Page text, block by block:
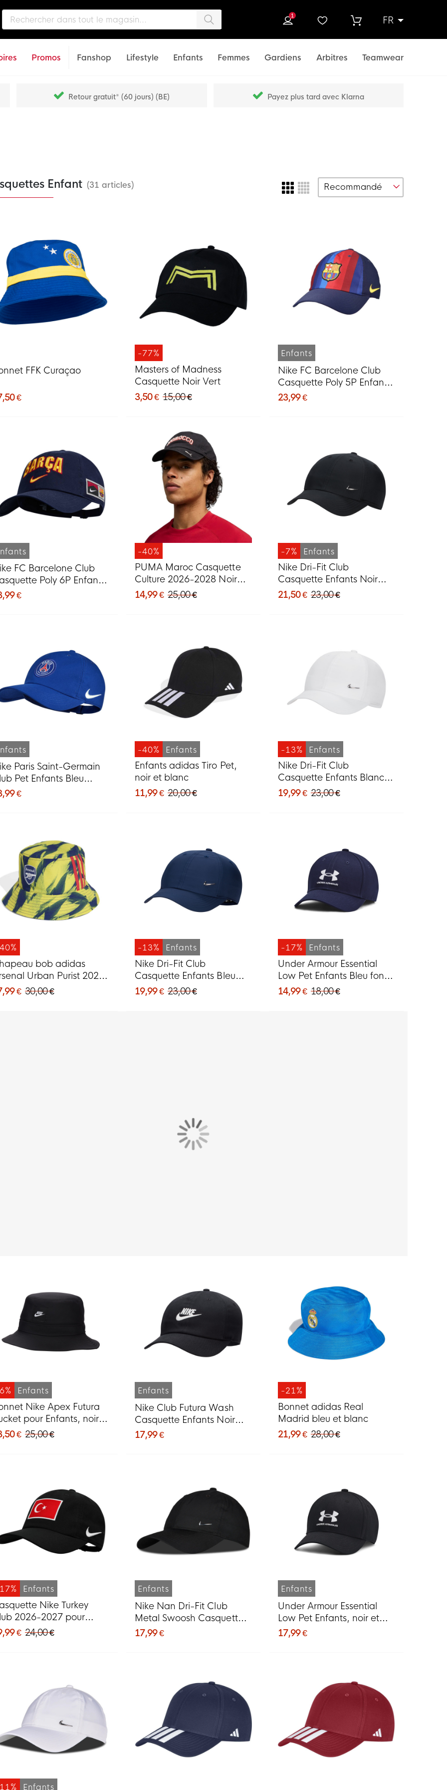
FR
1
Promos Fanshop Lifestyle Enfants Femmes Gardiens Arbitres Teamwear
Retour gratuit* (60 jours) (BE) Payez plus tard avec Klarna
Enfant (31 articles)
FFK Curaçao
€
-77%
Masters of Madness
Casquette Noir Vert
3,50 € 15,00 €
Enfants
Nike FC Barcelone Club
Casquette Poly 5P Enfants
Bleu Foncé Jaune Rouge
23,99 €
FC Barcelone Club
Poly 6P Enfants
Foncé
€
-40%
PUMA Maroc Casquette
Culture 2026-2028 Noir
Rouge Blanc
14,99 € 25,00 €
-7% Enfants
Nike Dri-Fit Club
Casquette Enfants Noir
Argenté
21,50 € 23,00 €
Paris Saint-Germain
Pet Enfants Bleu
Rouge
€
-40% Enfants
Enfants adidas Tiro Pet,
noir et blanc
11,99 € 20,00 €
-13% Enfants
Nike Dri-Fit Club
Casquette Enfants Blanc
Argenté
19,99 € 23,00 €
bob adidas
Urban Purist 2025-
jaune, bleu foncé,
blanc
€ 30,00 €
-13% Enfants
Nike Dri-Fit Club
Casquette Enfants Bleu
Foncé Argenté
19,99 € 23,00 €
-17% Enfants
Under Armour Essential
Low Pet Enfants Bleu foncé
et blanc
14,99 € 18,00 €
Enfants
Nike Apex Futura
pour Enfants, noir
blanc
€ 25,00 €
Enfants
Nike Club Futura Wash
Casquette Enfants Noir
Blanc
17,99 €
-21%
Bonnet adidas Real
Madrid bleu et blanc
21,99 € 28,00 €
Enfants
Nike Turkey
2026-2027 pour
noir, rouge, blanc
€ 24,00 €
Enfants
Nike Nan Dri-Fit Club
Metal Swoosh Casquette
Tout-Petits Noir Argenté
17,99 €
Enfants
Under Armour Essential
Low Pet Enfants, noir et
blanc
17,99 €
Enfants